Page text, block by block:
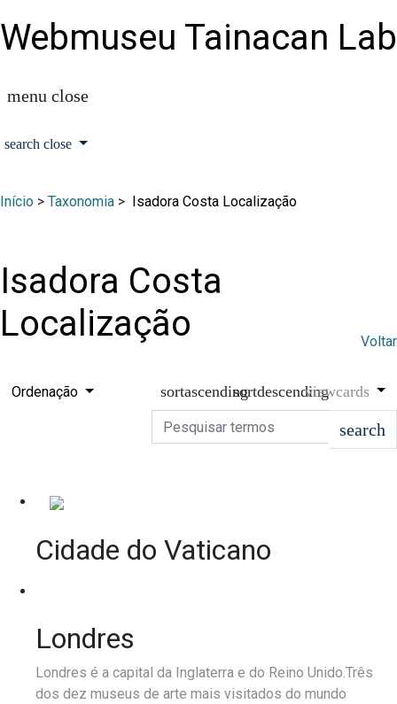
Webmuseu Tainacan Lab
Início > Taxonomia > Isadora Costa Localização
Isadora Costa
Localização
Voltar
Ordenação
Cidade do Vaticano
Londres
Londres é a capital da Inglaterra e do Reino Unido.Três
dos dez museus de arte mais visitados do mundo